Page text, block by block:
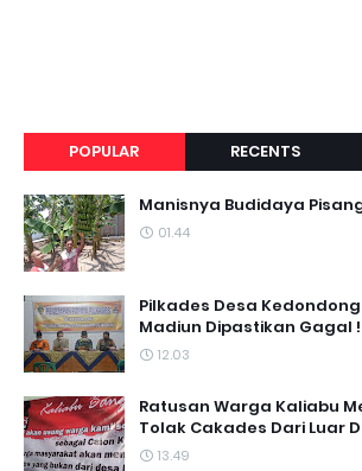
POPULAR RECENTS
Manisnya Budidaya
01.44
Pilkades Desa
Madiun Dipastikan Gagal
12.03
Ratusan Warga Kaliabu
Tolak Cakades Dari Luar
13.49